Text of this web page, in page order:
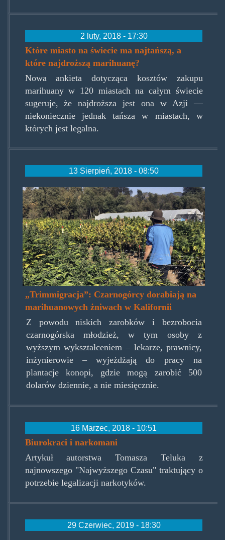
2 luty, 2018 - 17:30
Które miasto na świecie ma najtańszą, a
które najdroższą marihuanę?
Nowa ankieta dotycząca kosztów zakupu
marihuany w 120 miastach na całym świecie
sugeruje, że najdroższa jest ona w Azji —
niekoniecznie jednak tańsza w miastach, w
których jest legalna.
13 Sierpień, 2018 - 08:50
trimmigracja.jpg
„Trimmigracja”: Czarnogórcy dorabiają na
marihuanowych żniwach w Kalifornii
Z powodu niskich zarobków i bezrobocia
czarnogórska młodzież, w tym osoby z
wyższym wykształceniem – lekarze, prawnicy,
inżynierowie – wyjeżdżają do pracy na
plantacje konopi, gdzie mogą zarobić 500
dolarów dziennie, a nie miesięcznie.
16 Marzec, 2018 - 10:51
Biurokraci i narkomani
Artykuł autorstwa Tomasza Teluka z
najnowszego "Najwyższego Czasu" traktujący o
potrzebie legalizacji narkotyków.
29 Czerwiec, 2019 - 18:30